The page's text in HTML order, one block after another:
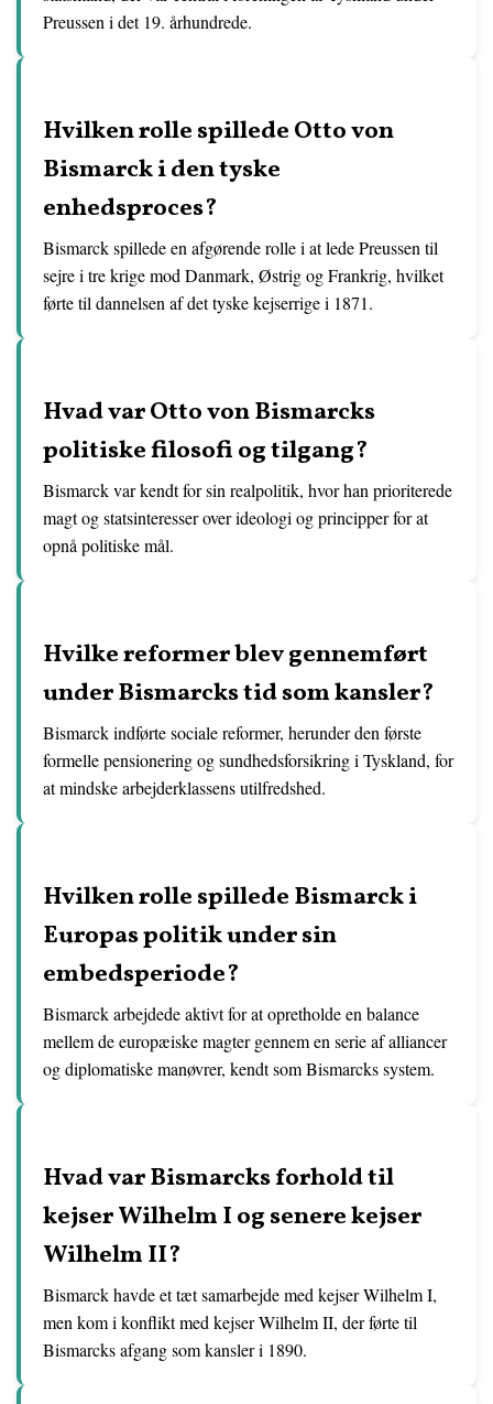
Preussen i det 19. århundrede.
Hvilken rolle spillede Otto von
Bismarck i den tyske
enhedsproces?
Bismarck spillede en afgørende rolle i at lede Preussen til
sejre i tre krige mod Danmark, Østrig og Frankrig, hvilket
førte til dannelsen af det tyske kejserrige i 1871.
Hvad var Otto von Bismarcks
politiske filosofi og tilgang?
Bismarck var kendt for sin realpolitik, hvor han prioriterede
magt og statsinteresser over ideologi og principper for at
opnå politiske mål.
Hvilke reformer blev gennemført
under Bismarcks tid som kansler?
Bismarck indførte sociale reformer, herunder den første
formelle pensionering og sundhedsforsikring i Tyskland, for
at mindske arbejderklassens utilfredshed.
Hvilken rolle spillede Bismarck i
Europas politik under sin
embedsperiode?
Bismarck arbejdede aktivt for at opretholde en balance
mellem de europæiske magter gennem en serie af alliancer
og diplomatiske manøvrer, kendt som Bismarcks system.
Hvad var Bismarcks forhold til
kejser Wilhelm I og senere kejser
Wilhelm II?
Bismarck havde et tæt samarbejde med kejser Wilhelm I,
men kom i konflikt med kejser Wilhelm II, der førte til
Bismarcks afgang som kansler i 1890.